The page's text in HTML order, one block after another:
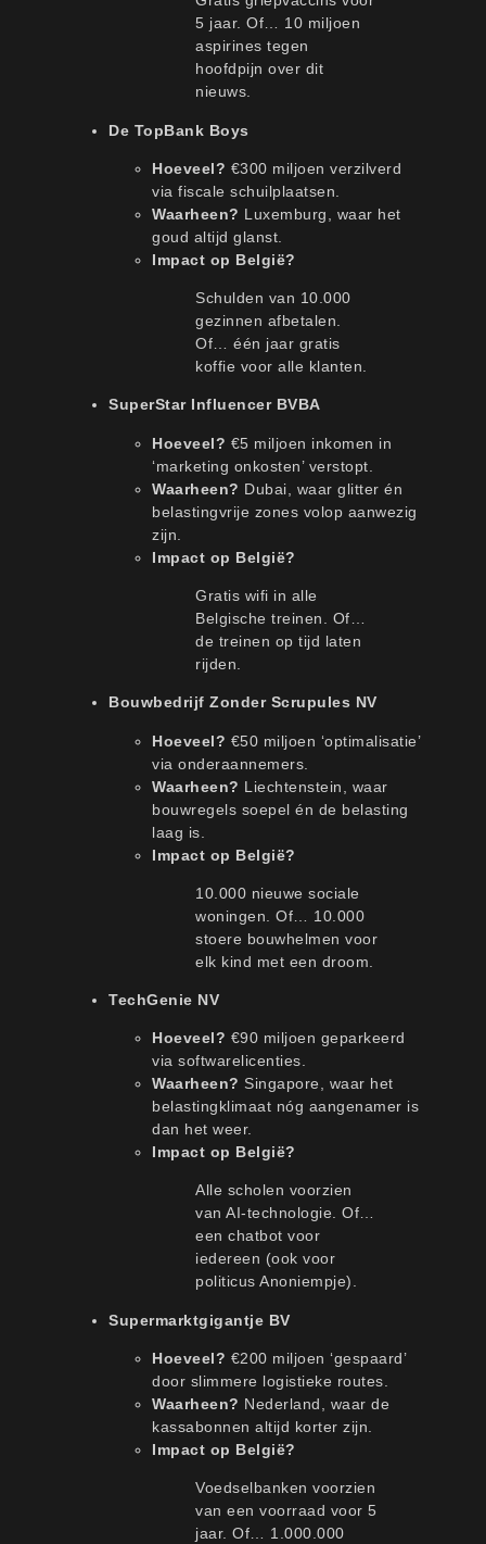
5 jaar. Of… 10 miljoen
aspirines tegen
hoofdpijn over dit
nieuws.
De TopBank Boys
Hoeveel? €300 miljoen verzilverd
via fiscale schuilplaatsen.
Waarheen? Luxemburg, waar het
goud altijd glanst.
Impact op België?
Schulden van 10.000
gezinnen afbetalen.
Of… één jaar gratis
koffie voor alle klanten.
SuperStar Influencer BVBA
Hoeveel? €5 miljoen inkomen in
‘marketing onkosten’ verstopt.
Waarheen? Dubai, waar glitter én
belastingvrije zones volop aanwezig
zijn.
Impact op België?
Gratis wifi in alle
Belgische treinen. Of…
de treinen op tijd laten
rijden.
Bouwbedrijf Zonder Scrupules NV
Hoeveel? €50 miljoen ‘optimalisatie’
via onderaannemers.
Waarheen? Liechtenstein, waar
bouwregels soepel én de belasting
laag is.
Impact op België?
10.000 nieuwe sociale
woningen. Of… 10.000
stoere bouwhelmen voor
elk kind met een droom.
TechGenie NV
Hoeveel? €90 miljoen geparkeerd
via softwarelicenties.
Waarheen? Singapore, waar het
belastingklimaat nóg aangenamer is
dan het weer.
Impact op België?
Alle scholen voorzien
van AI-technologie. Of…
een chatbot voor
iedereen (ook voor
politicus Anoniempje).
Supermarktgigantje BV
Hoeveel? €200 miljoen ‘gespaard’
door slimmere logistieke routes.
Waarheen? Nederland, waar de
kassabonnen altijd korter zijn.
Impact op België?
Voedselbanken voorzien
van een voorraad voor 5
jaar. Of… 1.000.000